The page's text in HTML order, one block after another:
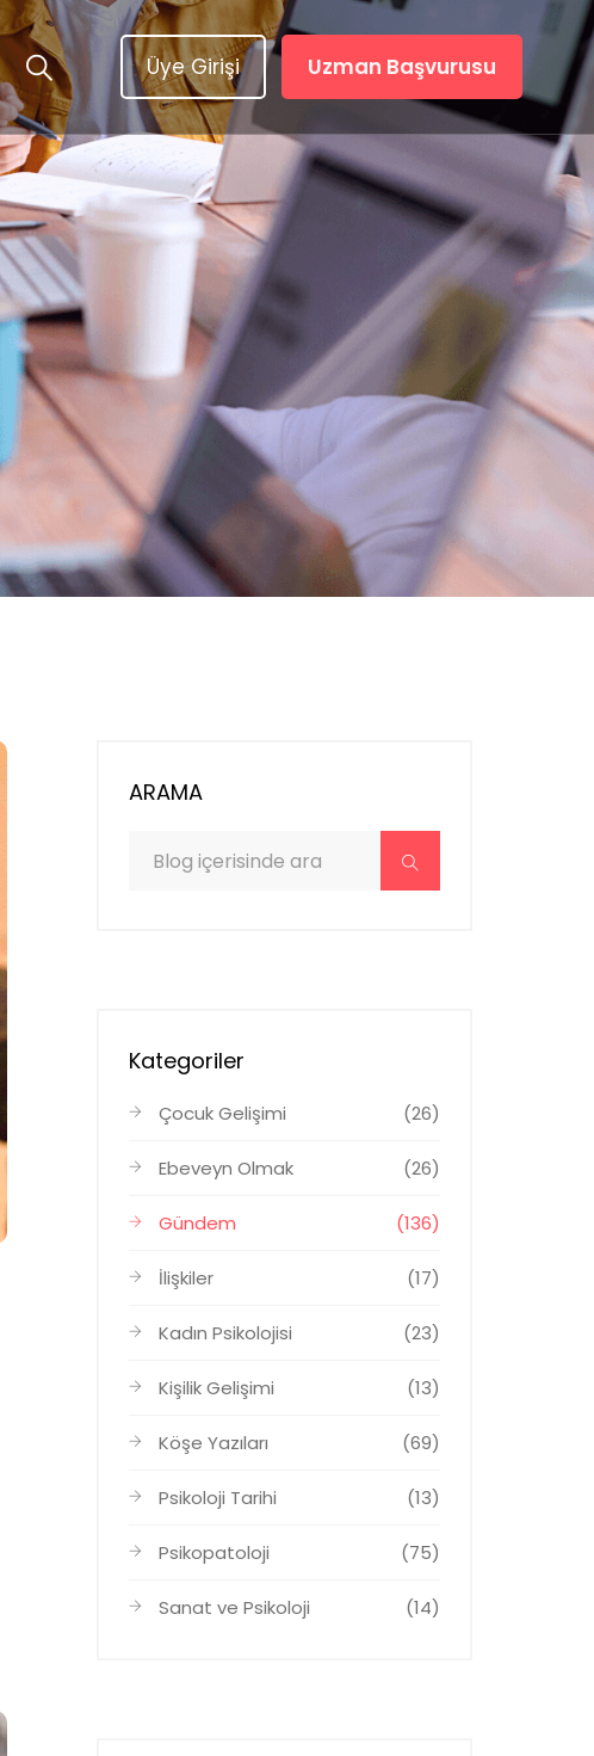
Üye Girişi Uzman Başvurusu
ARAMA
Kategoriler
Çocuk Gelişimi (26)
Ebeveyn Olmak (26)
Gündem (136)
İlişkiler (17)
Kadın Psikolojisi (23)
Kişilik Gelişimi (13)
Köşe Yazıları (69)
Psikoloji Tarihi (13)
Psikopatoloji (75)
Sanat ve Psikoloji (14)